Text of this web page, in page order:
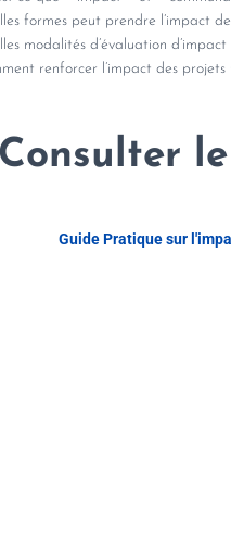
formes peut prendre l’impact
modalités d’évaluation
renforcer l’impact des projets
Consulter
Guide Pratique sur